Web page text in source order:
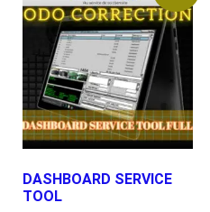
DASHBOARD SERVICE
TOOL